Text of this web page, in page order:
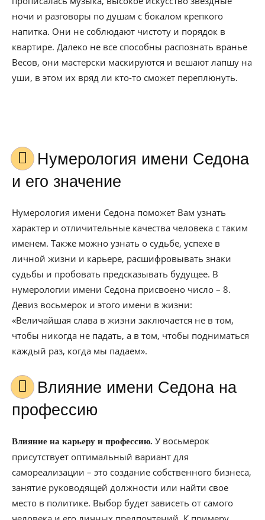
ночи и разговоры по душам с бокалом крепкого
напитка. Они не соблюдают чистоту и порядок в
квартире. Далеко не все способны распознать вранье
Весов, они мастерски маскируются и вешают лапшу на
уши, в этом их вряд ли кто-то сможет переплюнуть.
Нумерология имени Седона
и его значение
Нумерология имени Седона поможет Вам узнать
характер и отличительные качества человека с таким
именем. Также можно узнать о судьбе, успехе в
личной жизни и карьере, расшифровывать знаки
судьбы и пробовать предсказывать будущее. В
нумерологии имени Седона присвоено число – 8.
Девиз восьмерок и этого имени в жизни:
«Величайшая слава в жизни заключается не в том,
чтобы никогда не падать, а в том, чтобы подниматься
каждый раз, когда мы падаем».
Влияние имени Седона на
профессию
Влияние на карьеру и профессию. У восьмерок
присутствует оптимальный вариант для
самореализации – это создание собственного бизнеса,
занятие руководящей должности или найти свое
место в политике. Выбор будет зависеть от самого